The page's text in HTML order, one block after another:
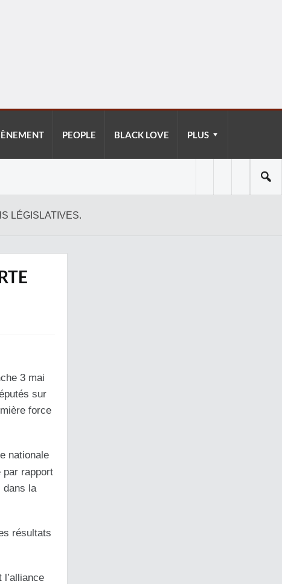
PEOPLE BLACK LOVE PLUS
LÉGISLATIVES.
3 mai
sur
force
nationale
par rapport
dans la
résultats